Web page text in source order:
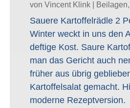
von Vincent Klink| Beilagen,
Sauere Kartoffelrädle 2
Winter weckt in uns den
deftige Kost. Saure
man das Gericht auch
früher aus übrig
Kartoffelsalat gemacht.
moderne